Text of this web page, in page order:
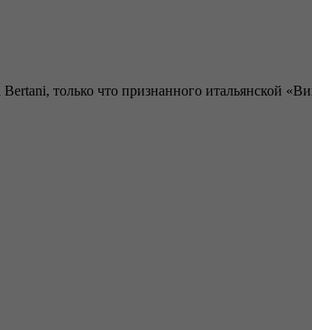
только что признанного итальянской